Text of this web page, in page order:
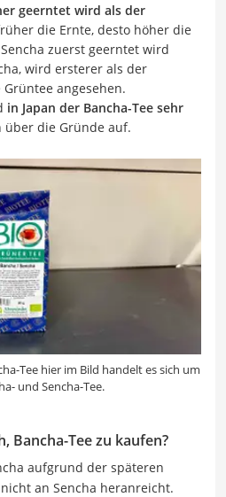
geerntet wird als der
die Ernte, desto höher die
zuerst geerntet wird
wird ersterer als der
angesehen.
in Japan der Bancha-Tee sehr
über die Gründe auf.
Tee hier im Bild handelt es sich um
und Sencha-Tee.
Bancha-Tee zu kaufen?
aufgrund der späteren
an Sencha heranreicht.